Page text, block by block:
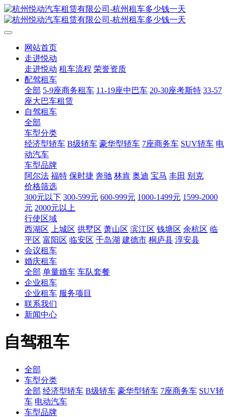
网站首页
走进悦动
走进悦动 租车流程 荣誉资质
配驾租车
全部 5-9座商务租车 11-19座中巴车 20-30座考斯特 33-57
座大巴车租赁
自驾租车
全部
车型分类
经济型轿车 B级轿车 豪华型轿车 7座商务车 SUV轿车 电
动汽车
车型品牌
阿尔法 福特 保时捷 奔驰 林肯 奥迪 宝马 丰田 别克
价格筛选
300元以下 300-599元 600-999元 1000-1499元 1599-2000
元 2000元以上
行使区域
西湖区
上城区 拱墅区 萧山区 滨江区 钱塘区 余杭区 临
平区 富阳区 临安区 千岛湖 建德市 桐庐县 淳安县
会议租车
婚庆租车
全部 单量婚车 车队套餐
企业租车
企业租车 服务项目
联系我们
新闻中心
自驾租车
全部
车型分类
全部 经济型轿车 B级轿车 豪华型轿车 7座商务车 SUV轿
车 电动汽车
车型品牌